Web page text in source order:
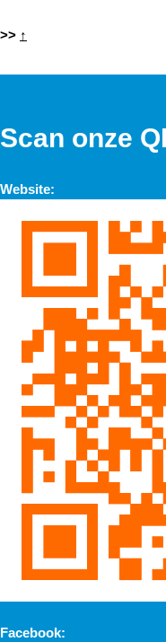
>> ↑
Scan onze
Website:
Facebook: